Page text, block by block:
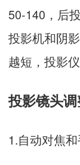
50-140，后
投影机和阴
越短，投影
投影镜头调
1.自动对焦